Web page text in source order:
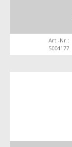
Art.-Nr.:
5004177